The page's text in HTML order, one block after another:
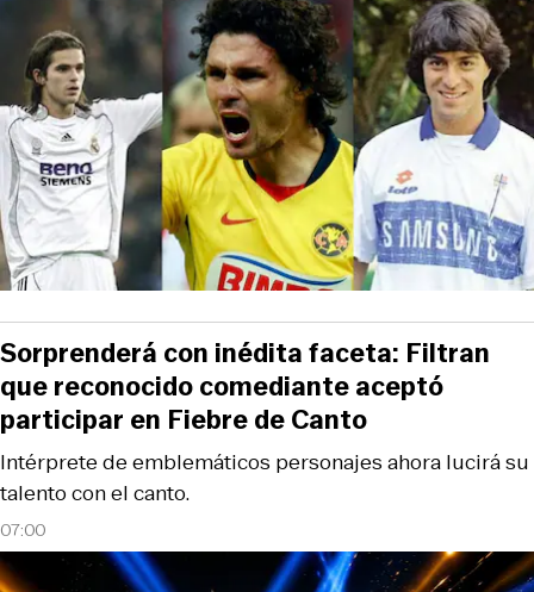
07:00
Intérprete de emblemáticos personajes ahora lucirá su
talento con el canto.
Sorprenderá con inédita faceta: Filtran
que reconocido comediante aceptó
participar en Fiebre de Canto